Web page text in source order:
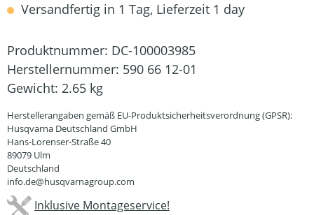
Versandfertig in 1 Tag, Lieferzeit 1 day
Produktnummer: DC-100003985
Herstellernummer: 590 66 12-01
Gewicht: 2.65 kg
Herstellerangaben gemäß EU-Produktsicherheitsverordnung (GPSR):
Husqvarna Deutschland GmbH
Hans-Lorenser-Straße 40
89079 Ulm
Deutschland
info.de@husqvarnagroup.com
Inklusive Montageservice!